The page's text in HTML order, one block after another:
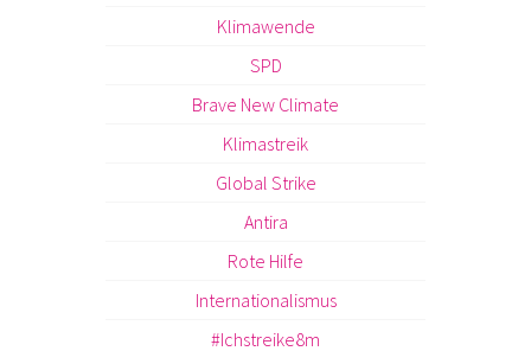
Klimawende
SPD
Brave New Climate
Klimastreik
Global Strike
Antira
Rote Hilfe
Internationalismus
#Ichstreike8m